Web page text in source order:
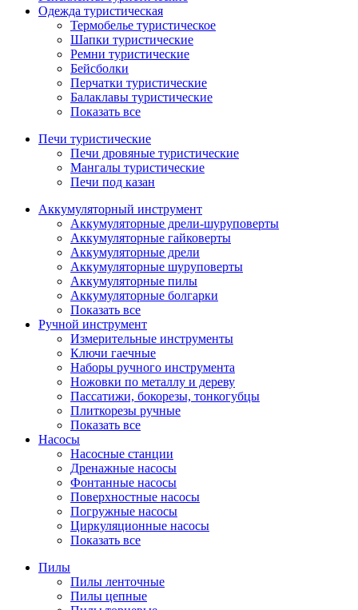
Одежда туристическая
Термобелье туристическое
Шапки туристические
Ремни туристические
Бейсболки
Перчатки туристические
Балаклавы туристические
Показать все
Печи туристические
Печи дровяные туристические
Мангалы туристические
Печи под казан
Аккумуляторный инструмент
Аккумуляторные дрели-шуруповерты
Аккумуляторные гайковерты
Аккумуляторные дрели
Аккумуляторные шуруповерты
Аккумуляторные пилы
Аккумуляторные болгарки
Показать все
Ручной инструмент
Измерительные инструменты
Ключи гаечные
Наборы ручного инструмента
Ножовки по металлу и дереву
Пассатижи, бокорезы, тонкогубцы
Плиткорезы ручные
Показать все
Насосы
Насосные станции
Дренажные насосы
Фонтанные насосы
Поверхностные насосы
Погружные насосы
Циркуляционные насосы
Показать все
Пилы
Пилы ленточные
Пилы цепные